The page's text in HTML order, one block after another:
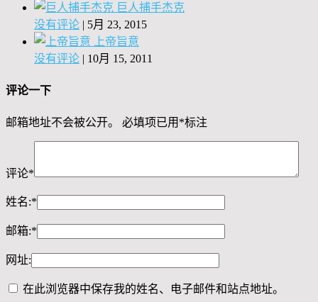
巨人捕手杰克
没有评论 | 5月 23, 2015
上帝旨意
没有评论 | 10月 15, 2011
评论一下
邮箱地址不会被公开。 必填项已用 *标注
评论*
姓名:*
邮箱:*
网址:
在此浏览器中保存我的姓名、电子邮件和站点地址。